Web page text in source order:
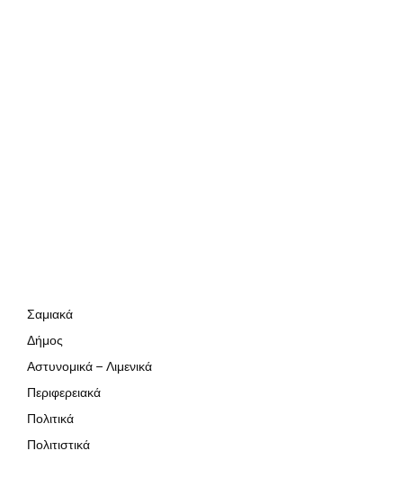
Σαμιακά
Δήμος
Αστυνομικά – Λιμενικά
Περιφερειακά
Πολιτικά
Πολιτιστικά